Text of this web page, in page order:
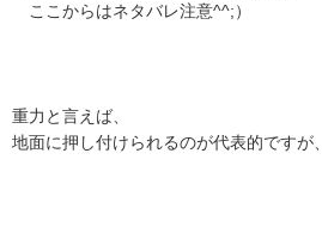
ここからはネタバレ注意^^;）
重力と言えば、
地面に押し付けられるのが代表的ですが、